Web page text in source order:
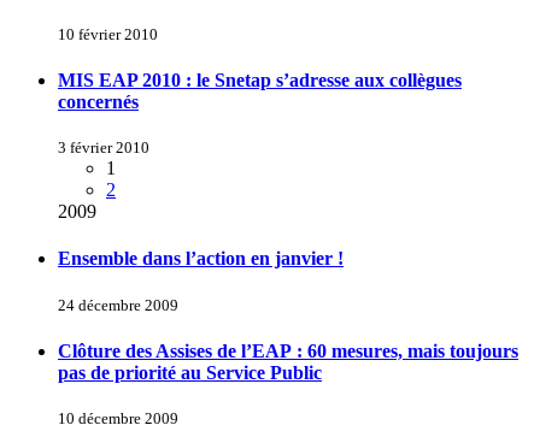
10 février 2010
MIS EAP 2010 : le Snetap s’adresse aux collègues
concernés
3 février 2010
1
2
2009
Ensemble dans l’action en janvier !
24 décembre 2009
Clôture des Assises de l’EAP : 60 mesures, mais toujours
pas de priorité au Service Public
10 décembre 2009